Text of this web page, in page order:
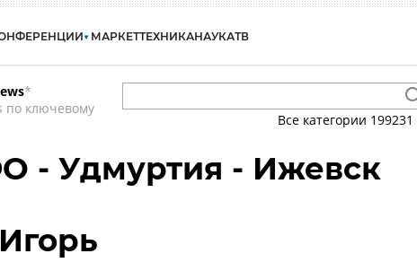
МАРКЕТТЕХНИКАНАУКАТВ
*
по ключевому
Все категории 199231
- Удмуртия - Ижевск